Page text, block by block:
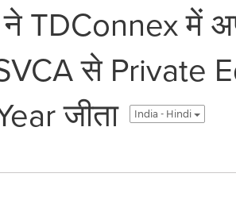
TDConnex में
से Private
जीता
India - Hindi